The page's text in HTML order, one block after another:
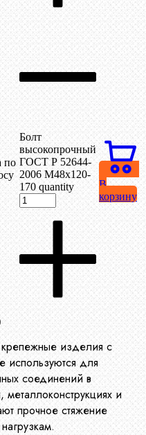
по
Болт
высокопрочный
ГОСТ Р 52644-
2006 М48х120-
170 quantity
В
корзину
изделия с
используются для
соединений в
металлоконструкциях и
прочное стяжение